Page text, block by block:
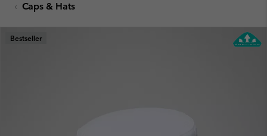
SKIP
MAIN
NAV
Caps & Hats
Bestseller